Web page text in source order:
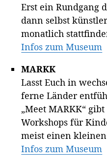
Erst ein Rundgang
dann selbst
monatlich
Infos zum Museum
MARKK
Lasst Euch in
ferne Länder
„Meet MARKK“
Workshops für
meist einen
Infos zum Museum